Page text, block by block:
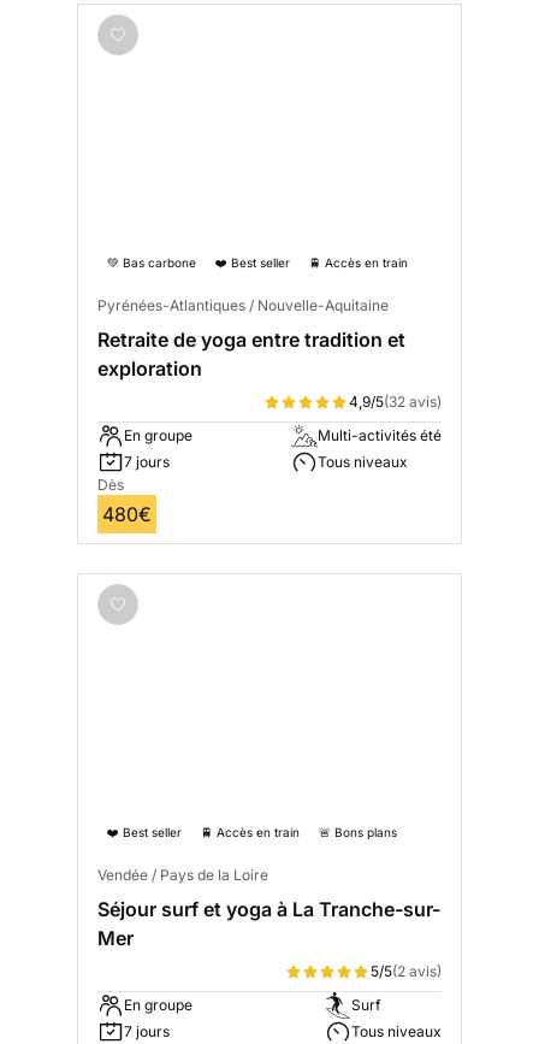
💚 Bas carbone ❤️ Best seller 🚆 Accès en train
Pyrénées-Atlantiques / Nouvelle-Aquitaine
Retraite de yoga entre tradition et
exploration
4,9/5(32 avis)
En groupe
7 jours
Multi-activités été
Tous niveaux
Dès
480€
❤️ Best seller 🚆 Accès en train 🚨 Bons plans
Vendée / Pays de la Loire
Séjour surf et yoga à La Tranche-sur-
Mer
5/5(2 avis)
En groupe
7 jours
Surf
Tous niveaux